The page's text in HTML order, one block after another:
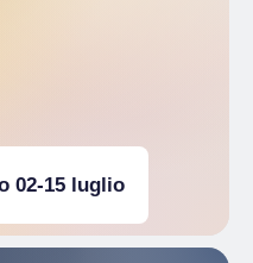
02-15 luglio